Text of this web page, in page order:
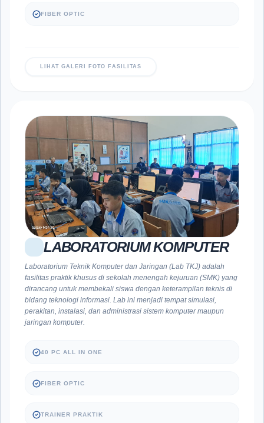
FIBER OPTIC
LIHAT GALERI FOTO FASILITAS
LABORATORIUM KOMPUTER
Laboratorium Teknik Komputer dan Jaringan (Lab TKJ) adalah
fasilitas praktik khusus di sekolah menengah kejuruan (SMK) yang
dirancang untuk membekali siswa dengan keterampilan teknis di
bidang teknologi informasi. Lab ini menjadi tempat simulasi,
perakitan, instalasi, dan administrasi sistem komputer maupun
jaringan komputer.
40 PC ALL IN ONE
FIBER OPTIC
TRAINER PRAKTIK